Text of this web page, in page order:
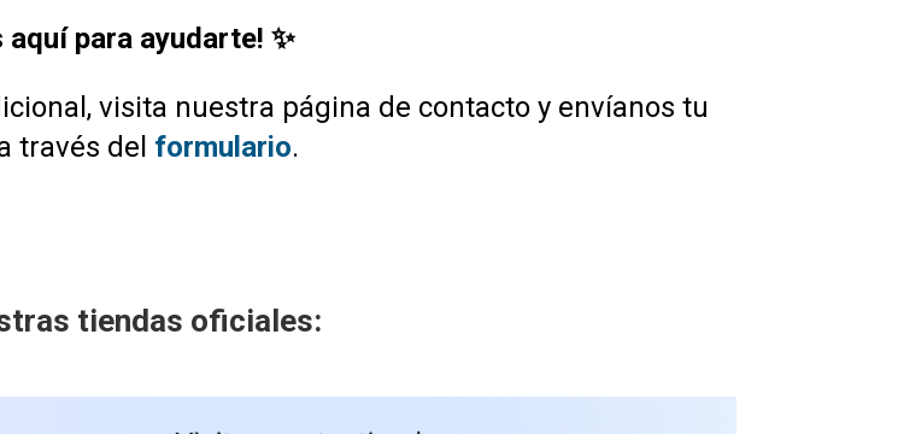
aquí para ayudarte! ✨
visita nuestra página de contacto y envíanos tu
través del formulario.
tiendas oficiales: